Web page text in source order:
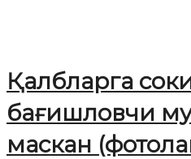
Қалбларга
бағишловчи
маскан